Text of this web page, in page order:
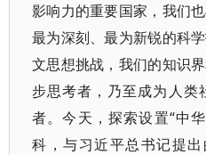
影响力的重要国家，我们
最为深刻、最为新锐的科
文思想挑战，我们的知识
步思考者，乃至成为人类
者。今天，探索设置“中
科，与习近平总书记提